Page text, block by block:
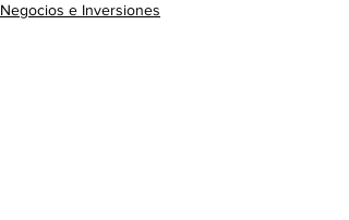
Negocios e Inversiones